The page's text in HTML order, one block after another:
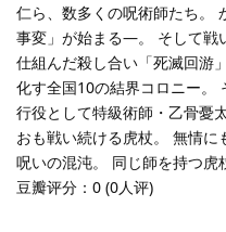
仁ら、数多くの呪術師たち。
事変」が始まる―。 そして戦
仕組んだ殺し合い「死滅回游
化す全国10の結界コロニー。
行役として特級術師・乙骨憂
おも戦い続ける虎杖。 無情に
呪いの混沌。 同じ師を持つ
豆瓣评分：0 (0人评)